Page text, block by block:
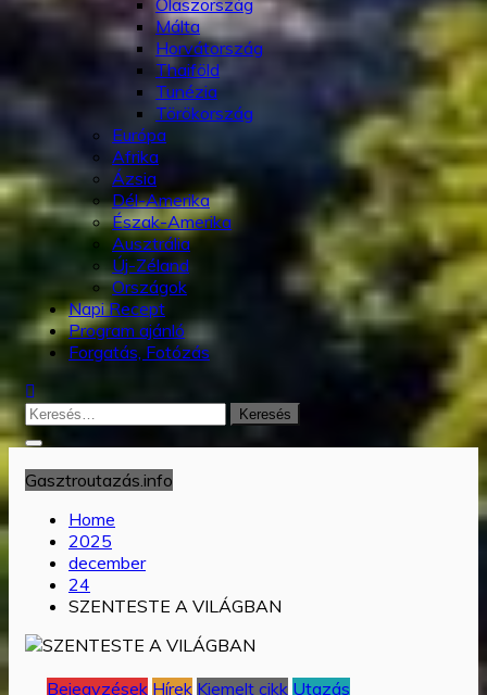
Olaszország
Málta
Horvátország
Thaiföld
Tunézia
Törökország
Európa
Afrika
Ázsia
Dél-Amerika
Észak-Amerika
Ausztrália
Új-Zéland
Országok
Napi Recept
Program ajánló
Forgatás, Fotózás
Keresés:
Gasztroutazás.info
Home
2025
december
24
SZENTESTE A VILÁGBAN
Bejegyzések Hírek Kiemelt cikk Utazás